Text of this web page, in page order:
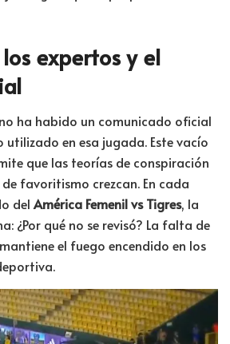
expertos y el
ha habido un comunicado oficial
utilizado en esa jugada. Este vacío
que las teorías de conspiración
favoritismo crezcan. En cada
del América Femenil vs Tigres, la
¿Por qué no se revisó? La falta de
el fuego encendido en los